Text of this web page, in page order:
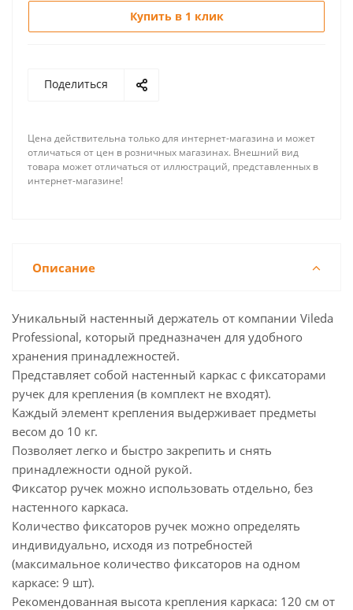
Купить в 1 клик
Поделиться
Цена действительна только для интернет-магазина и может
отличаться от цен в розничных магазинах. Внешний вид
товара может отличаться от иллюстраций, представленных в
интернет-магазине!
Описание
Уникальный настенный держатель от компании Vileda
Professional, который предназначен для удобного
хранения принадлежностей.
Представляет собой настенный каркас с фиксаторами
ручек для крепления (в комплект не входят).
Каждый элемент крепления выдерживает предметы
весом до 10 кг.
Позволяет легко и быстро закрепить и снять
принадлежности одной рукой.
Фиксатор ручек можно использовать отдельно, без
настенного каркаса.
Количество фиксаторов ручек можно определять
индивидуально, исходя из потребностей
(максимальное количество фиксаторов на одном
каркасе: 9 шт).
Рекомендованная высота крепления каркаса: 120 см от